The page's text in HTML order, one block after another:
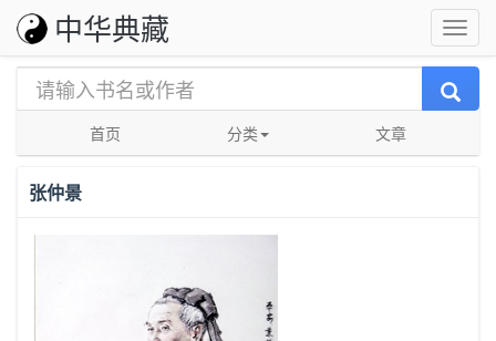
中华典藏
首页 分类 文章
张仲景